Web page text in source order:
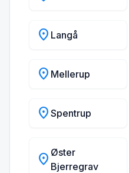
location_on Langå
location_on Mellerup
location_on Spentrup
location_on Øster
Bjerregrav